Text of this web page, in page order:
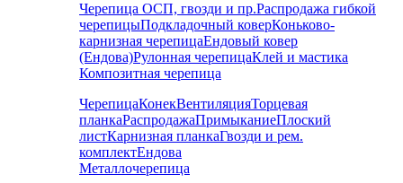
Черепица ОСП, гвозди и пр.Распродажа гибкой
черепицыПодкладочный коверКоньково-
карнизная черепицаЕндовый ковер
(Ендова)Рулонная черепицаКлей и мастика
Композитная черепица
ЧерепицаКонекВентиляцияТорцевая
планкаРаспродажаПримыканиеПлоский
листКарнизная планкаГвозди и рем.
комплектЕндова
Металлочерепица